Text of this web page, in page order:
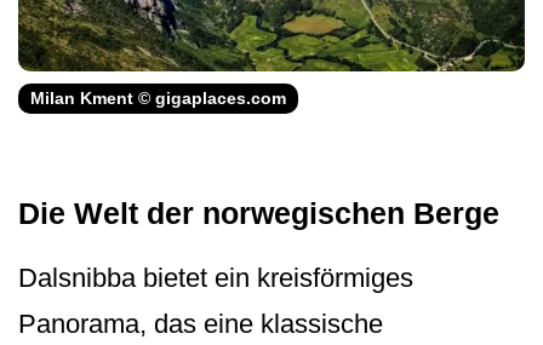
Milan Kment © gigaplaces.com
Die Welt der norwegischen Berge
Dalsnibba bietet ein kreisförmiges
Panorama, das eine klassische